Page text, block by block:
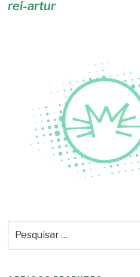
rei-artur
por: